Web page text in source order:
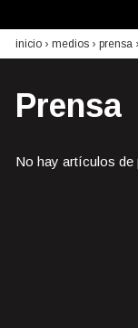
inicio › medios › prensa
Prensa
No hay artículos de